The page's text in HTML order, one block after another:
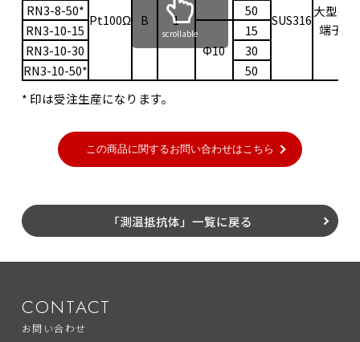
Pt100Ω B 1 SUS316
大型密
端子箱
RN3-8-50*
50
RN3-10-15
Φ10
15
RN3-10-30
30
RN3-10-50*
50
scrollable
* 印は受注生産になります。
「測温抵抗体」一覧に戻る
CONTACT
お問い合わせ